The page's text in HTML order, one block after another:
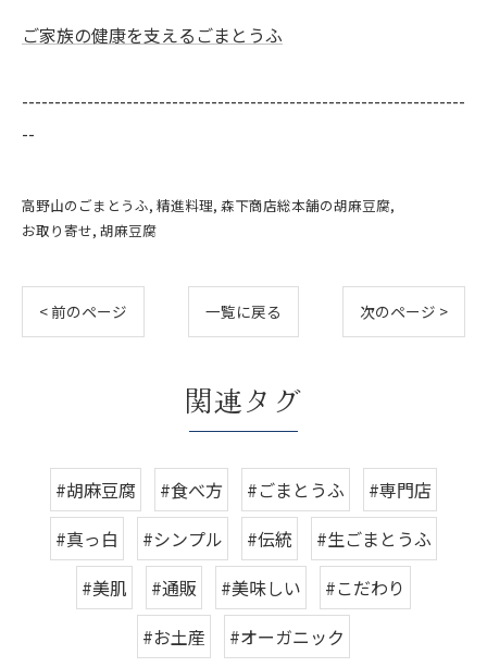
ご家族の健康を支えるごまとうふ
--------------------------------------------------------------------
--
高野山のごまとうふ 精進料理 森下商店総本舗の胡麻豆腐
お取り寄せ 胡麻豆腐
< 前のページ 一覧に戻る 次のページ >
関連タグ
#胡麻豆腐 #食べ方 #ごまとうふ
#専門店
#真っ白
#シンプル #伝統
#生ごまとうふ
#美肌
#通販 #美味しい
#こだわり
#お土産
#オーガニック